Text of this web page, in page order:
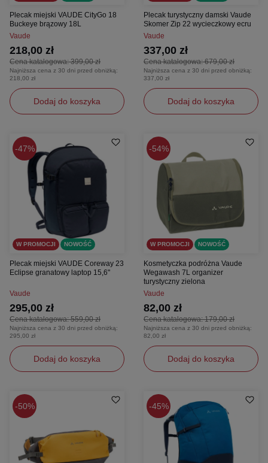
Plecak miejski VAUDE CityGo 18
Buckeye brązowy 18L
Vaude
Cena katalogowa:399,00 zł
218,00 zł
Najniższa cena z 30 dni przed obniżką:
218,00 zł
Dodaj do koszyka
Plecak turystyczny damski Vaude
Skomer Zip 22 wycieczkowy ecru
Vaude
Cena katalogowa:679,00 zł
337,00 zł
Najniższa cena z 30 dni przed obniżką:
337,00 zł
Dodaj do koszyka
47%
W PROMOCJI NOWOŚĆ
Plecak miejski VAUDE Coreway 23
Eclipse granatowy laptop 15,6"
Vaude
Cena katalogowa:559,00 zł
295,00 zł
Najniższa cena z 30 dni przed obniżką:
295,00 zł
Dodaj do koszyka
54%
W PROMOCJI NOWOŚĆ
Kosmetyczka podróżna Vaude
Wegawash 7L organizer
turystyczny zielona
Vaude
Cena katalogowa:179,00 zł
82,00 zł
Najniższa cena z 30 dni przed obniżką:
82,00 zł
Dodaj do koszyka
50% 45%